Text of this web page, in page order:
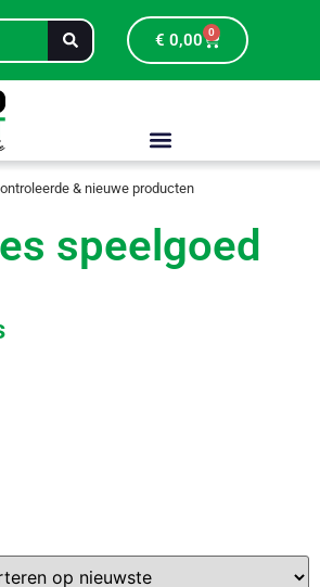
€ 0,00 0
& nieuwe producten
speelgoed